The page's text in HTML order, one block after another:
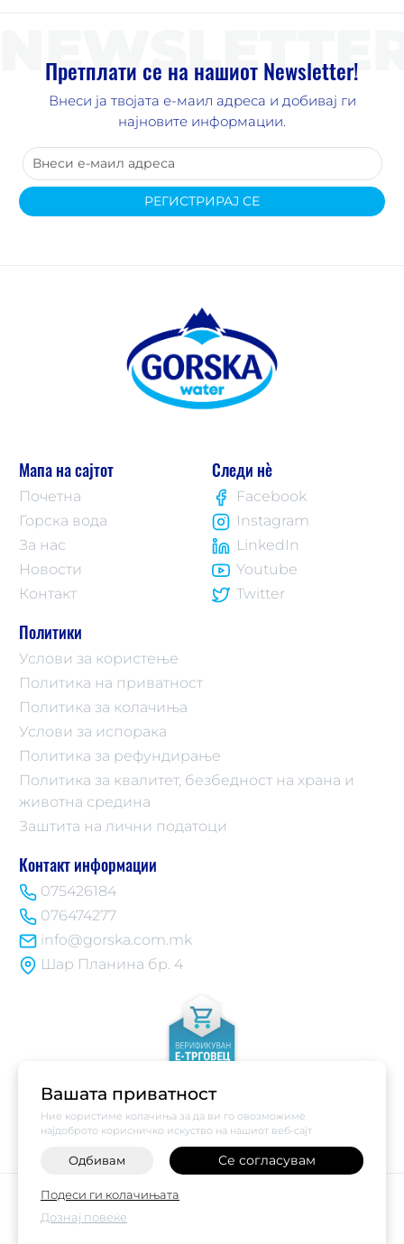
Вашата приватност
Ние користиме колачиња за да ви го овозможиме
најдоброто корисничко искуство на нашиот веб-сајт
Одбивам Се согласувам
Подеси ги колачињата
Дознај повеќе
+
Претплати се на нашиот Newsletter!
Внеси ја твојата е-маил адреса и добивај ги
најновите информации.
РЕГИСТРИРАЈ СЕ
Мапа на сајтот
Почетна
Горска вода
За нас
Новости
Контакт
Политики
Услови за користење
Политика на приватност
Политика за колачиња
Услови за испорака
Политика за рефундирање
Политика за квалитет, безбедност на храна и
животна средина
Заштита на лични податоци
Контакт информации
075426184
076474277
info@gorska.com.mk
Шар Планина бр. 4
Следи нè
Facebook
Instagram
LinkedIn
Youtube
Twitter
©2026Vendor x
Поставки за колачиња